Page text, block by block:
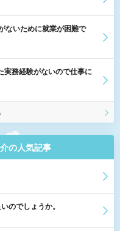
ないために就業が困難で
実務経験がないので仕事に
の人気記事
のでしょうか。